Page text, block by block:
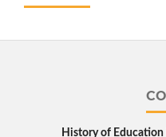
History of